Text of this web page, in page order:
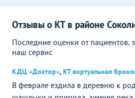
Отзывы о КТ в районе
Последние оценки от пациентов,
наш сервис
КДЦ «Доктор», КТ виртуальная
В феврале ездила в деревню к